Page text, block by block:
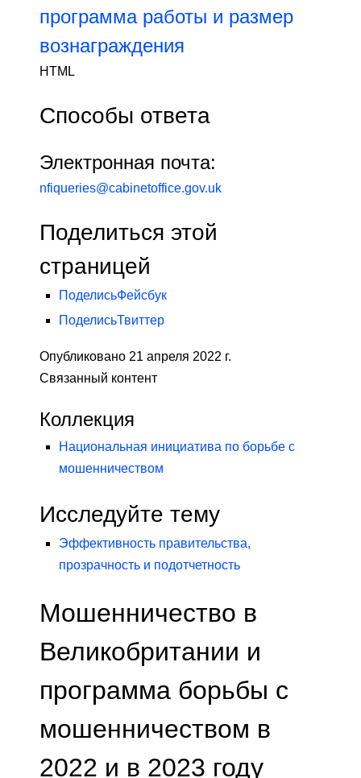
программа работы и размер
вознаграждения
HTML
Способы ответа
Электронная почта:
nfiqueries@cabinetoffice.gov.uk
Поделиться этой
страницей
ПоделисьФейсбук
ПоделисьТвиттер
Опубликовано 21 апреля 2022 г.
Связанный контент
Коллекция
Национальная инициатива по борьбе с
мошенничеством
Исследуйте тему
Эффективность правительства,
прозрачность и подотчетность
Мошенничество в
Великобритании и
программа борьбы с
мошенничеством в
2022 и в 2023 году